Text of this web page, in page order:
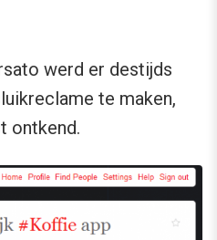
werd er destijds
te maken,
ontkend.